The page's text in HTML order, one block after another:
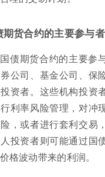
期货合约的主要参与
债期货合约的主要参
公司、基金公司、保
资者。这些机构投资
利率风险管理，对冲
，或者进行套利交易
投资者则可能通过国
格波动带来的利润。